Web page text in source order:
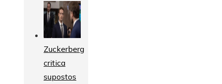
Zuckerberg
critica
supostos